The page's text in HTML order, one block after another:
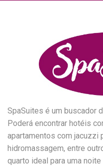
SpaSuites é um buscador
Poderá encontrar hotéis
apartamentos com jacuzzi
hidromassagem, entre
quarto ideal para uma noite